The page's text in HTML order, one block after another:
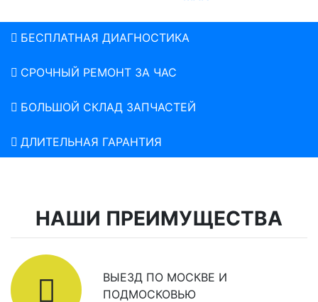
БЕСПЛАТНАЯ ДИАГНОСТИКА
СРОЧНЫЙ РЕМОНТ ЗА ЧАС
БОЛЬШОЙ СКЛАД ЗАПЧАСТЕЙ
ДЛИТЕЛЬНАЯ ГАРАНТИЯ
НАШИ ПРЕИМУЩЕСТВА
ВЫЕЗД ПО МОСКВЕ И
ПОДМОСКОВЬЮ